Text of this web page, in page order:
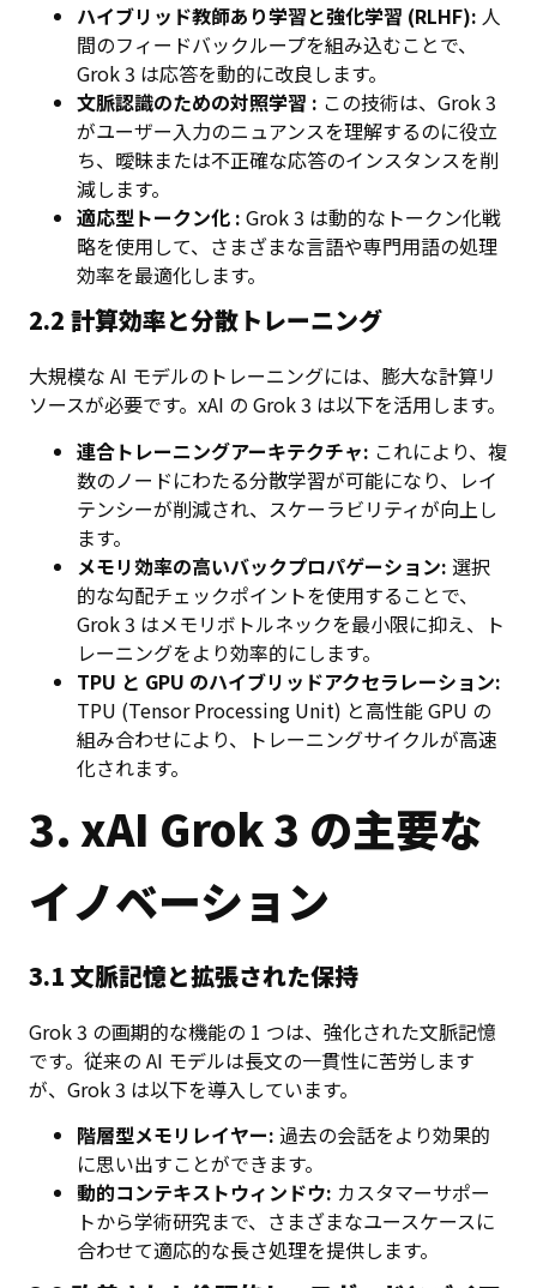
ハイブリッド教師あり学習と強化学習 (RLHF): 人
間のフィードバックループを組み込むことで、
Grok 3 は応答を動的に改良します。
文脈認識のための対照学習 : この技術は、Grok 3
がユーザー入力のニュアンスを理解するのに役立
ち、曖昧または不正確な応答のインスタンスを削
減します。
適応型トークン化 : Grok 3 は動的なトークン化戦
略を使用して、さまざまな言語や専門用語の処理
効率を最適化します。
2.2 計算効率と分散トレーニング
大規模な AI モデルのトレーニングには、膨大な計算リ
ソースが必要です。xAI の Grok 3 は以下を活用します。
連合トレーニングアーキテクチャ: これにより、複
数のノードにわたる分散学習が可能になり、レイ
テンシーが削減され、スケーラビリティが向上し
ます。
メモリ効率の高いバックプロパゲーション: 選択
的な勾配チェックポイントを使用することで、
Grok 3 はメモリボトルネックを最小限に抑え、ト
レーニングをより効率的にします。
TPU と GPU のハイブリッドアクセラレーション:
TPU (Tensor Processing Unit) と高性能 GPU の
組み合わせにより、トレーニングサイクルが高速
化されます。
3. xAI Grok 3 の主要な
イノベーション
3.1 文脈記憶と拡張された保持
Grok 3 の画期的な機能の 1 つは、強化された文脈記憶
です。従来の AI モデルは長文の一貫性に苦労します
が、Grok 3 は以下を導入しています。
階層型メモリレイヤー: 過去の会話をより効果的
に思い出すことができます。
動的コンテキストウィンドウ: カスタマーサポー
トから学術研究まで、さまざまなユースケースに
合わせて適応的な長さ処理を提供します。